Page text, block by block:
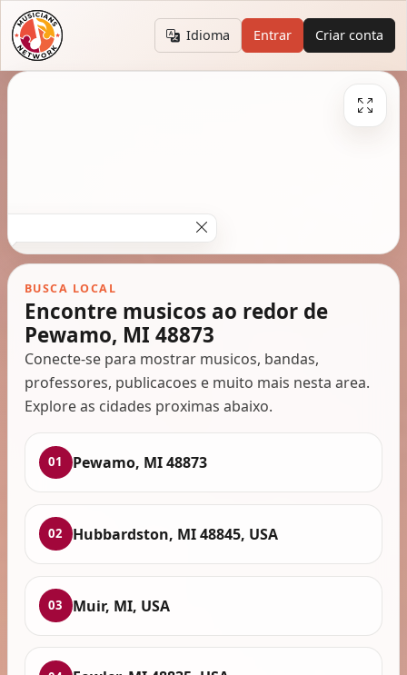
Idioma Entrar Criar conta
BUSCA LOCAL
Encontre musicos ao redor de
Pewamo, MI 48873
Conecte-se para mostrar musicos, bandas,
professores, publicacoes e muito mais nesta area.
Explore as cidades proximas abaixo.
01 Pewamo, MI 48873
02 Hubbardston, MI 48845, USA
03 Muir, MI, USA